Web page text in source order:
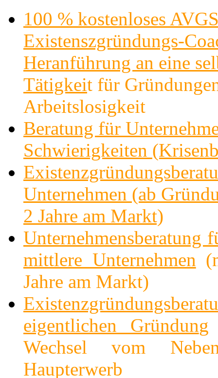
100 % kostenloses
Existenszgründungs-
Heranführung an eine
Tätigkeit für
Arbeitslosigkeit
Beratung für
Schwierigkeiten
Unternehmen (ab
2 Jahre am Markt)
Unternehmensberatung
mittlere Unternehmen
Jahre am Markt)
eigentlichen Gründung
Wechsel vom
Haupterwerb